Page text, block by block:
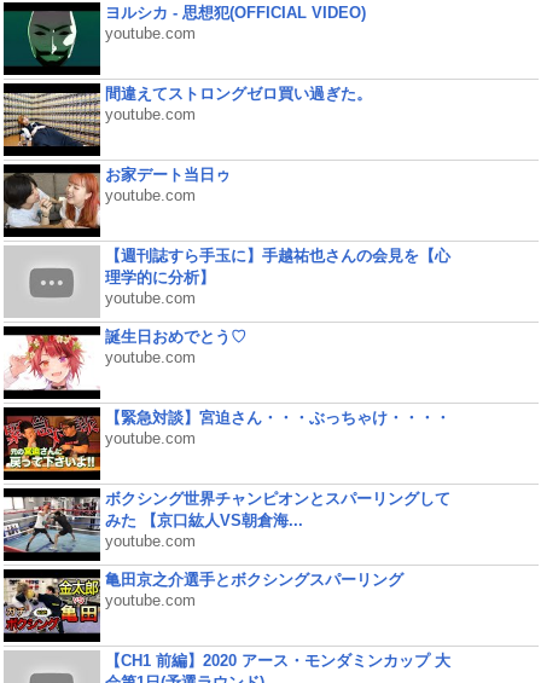
ヨルシカ - 思想犯(OFFICIAL VIDEO)
youtube.com
間違えてストロングゼロ買い過ぎた。
youtube.com
お家デート当日ゥ
youtube.com
【週刊誌すら手玉に】手越祐也さんの会見を【心
理学的に分析】
youtube.com
誕生日おめでとう♡
youtube.com
【緊急対談】宮迫さん・・・ぶっちゃけ・・・・
youtube.com
ボクシング世界チャンピオンとスパーリングして
みた 【京口紘人VS朝倉海...
youtube.com
亀田京之介選手とボクシングスパーリング
youtube.com
【CH1 前編】2020 アース・モンダミンカップ 大